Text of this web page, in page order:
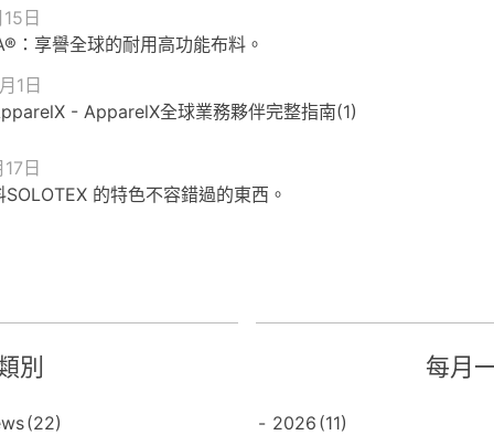
日
：享譽全球的耐用高功能布料。
1日
- ApparelX全球業務夥伴完整指南(1)
日
的特色不容錯過的東西。
別
(22)
每月
- 2026 (11)